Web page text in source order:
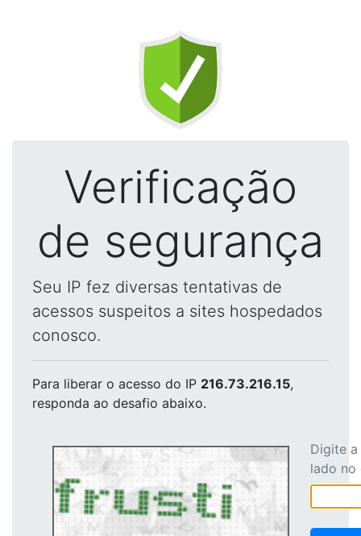
Verificação
de segurança
Seu IP fez diversas tentativas de
acessos suspeitos a sites hospedados
conosco.
Para liberar o acesso do IP 216.73.216.15,
responda ao desafio abaixo.
Digite
lado no